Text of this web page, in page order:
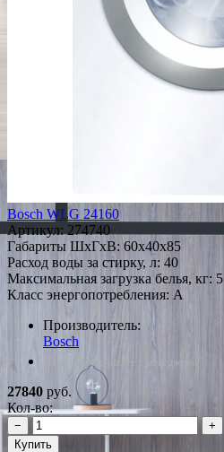
Bosch WLG 24160
Артикул: 274740
Габариты ШxГxВ: 60x40x85
Расход воды за стирку, л: 40
Максимальная загрузка белья, кг: 5
Класс энергопотребления: A
Производитель:
Bosch
*Наличие уточняйте у менеджера
27840 руб.
Кол-во:
−
+
Купить